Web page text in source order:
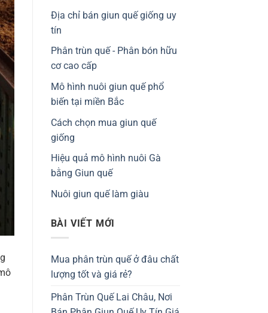
Địa chỉ bán giun quế giống uy
tín
Phân trùn quế - Phân bón hữu
cơ cao cấp
Mô hình nuôi giun quế phổ
biến tại miền Bắc
Cách chọn mua giun quế
giống
Hiệu quả mô hình nuôi Gà
bằng Giun quế
Nuôi giun quế làm giàu
BÀI VIẾT MỚI
Mua phân trùn quế ở đâu chất
lượng tốt và giá rẻ?
Phân Trùn Quế Lai Châu, Nơi